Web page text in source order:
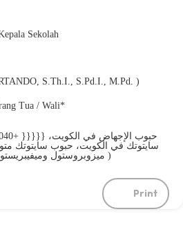
Sekolah
S.Th.I., S.Pd.I., M.Pd. )
Tua / Wali*
سايتوتك في الكويت، حبوب سايتوتك
ميزوبروستول وميفيبريستون في الكويت )
Print